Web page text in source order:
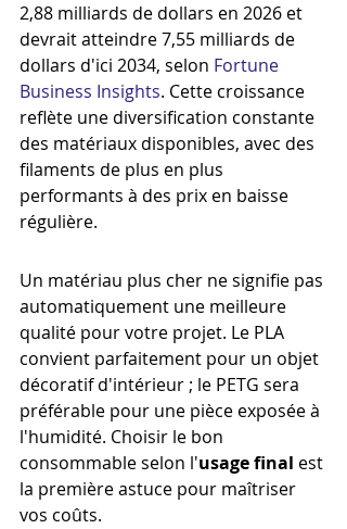
2,88 milliards de dollars en 2026 et
devrait atteindre 7,55 milliards de
dollars d'ici 2034, selon Fortune
Business Insights. Cette croissance
reflète une diversification constante
des matériaux disponibles, avec des
filaments de plus en plus
performants à des prix en baisse
régulière.
Un matériau plus cher ne signifie pas
automatiquement une meilleure
qualité pour votre projet. Le PLA
convient parfaitement pour un objet
décoratif d'intérieur ; le PETG sera
préférable pour une pièce exposée à
l'humidité. Choisir le bon
consommable selon l'usage final est
la première astuce pour maîtriser
vos coûts.